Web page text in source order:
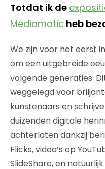
Totdat ik de
Mediamatic heb
We zijn voor het eerst
om een uitgebreide
volgende generaties.
weggelegd voor
kunstenaars en
duizenden digitale
achterlaten dankzij
Flicks, video’s op
SlideShare, en